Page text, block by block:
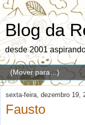
Blog da
desde 2001
sexta-feira, dezembro 19,
Fausto